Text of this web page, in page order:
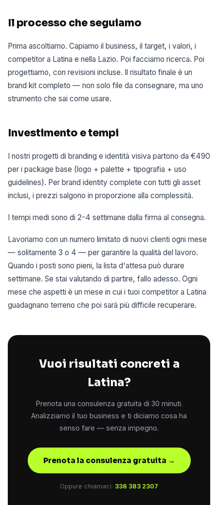
Il processo che seguiamo
Prima ascoltiamo. Capiamo il business, il target, i valori, i
competitor a Latina e nella Lazio. Poi facciamo ricerca. Poi
progettiamo, con revisioni incluse. Il risultato finale è un
brand kit completo — non solo file da consegnare, ma uno
strumento che sai come usare.
Investimento e tempi
I nostri progetti di branding e identità visiva partono da €490
per i package base (logo + palette + tipografia + uso
guidelines). Per brand identity complete con tutti gli asset
inclusi, i prezzi salgono in proporzione alla complessità.
I tempi medi sono di 2-4 settimane dalla firma al consegna.
Lavoriamo con un numero limitato di nuovi clienti ogni mese
— solitamente 3 o 4 — per garantire la qualità del lavoro.
Quando i posti sono pieni, la lista d'attesa può durare
settimane. Se stai valutando di partire, fallo adesso. Ogni
mese che aspetti è un mese in cui i tuoi competitor a Latina
guadagnano terreno che poi sarà più difficile recuperare.
Vuoi risultati concreti a
Latina?
Prenota una consulenza gratuita di 30 minuti.
Analizziamo il tuo business e ti diciamo cosa ha
senso fare — senza impegno.
Prenota la consulenza gratuita →
Oppure chiamaci: 338 383 2307